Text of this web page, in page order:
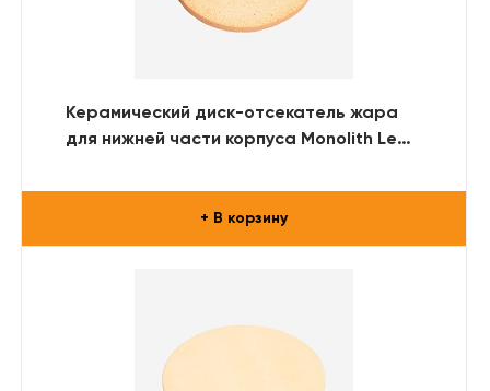
Керамический диск-отсекатель жара
для нижней части корпуса Monolith Le
+ В корзину